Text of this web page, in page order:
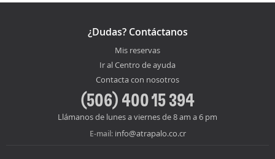
¿Dudas? Contáctanos
Mis reservas
Ir al Centro de ayuda
Contacta con nosotros
(506) 400 15 394
Llámanos de lunes a viernes de 8 am a 6 pm
E-mail: info@atrapalo.co.cr